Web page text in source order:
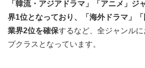
「韓流・アジアドラマ」「アニメ」ジ
界1位となっており、「海外ドラマ」
業界2位を確保するなど、全ジャンル
プクラスとなっています。